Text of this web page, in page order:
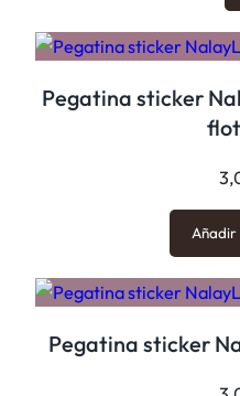
Pegatina sticker
Pegatina sticker